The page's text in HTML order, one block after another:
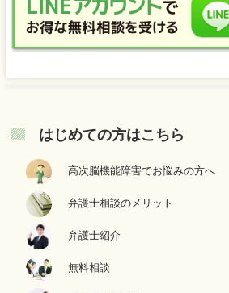
はじめての方はこちら
高次脳機能障害でお悩みの方へ
弁護士相談のメリット
弁護士紹介
無料相談